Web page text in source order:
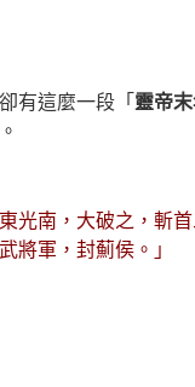
有這麼一段「 靈帝
光南，大破之，斬
將軍，封薊侯。」